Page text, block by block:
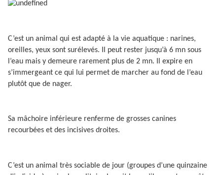
C’est un animal qui est adapté à la vie aquatique : narines,
oreilles, yeux sont surélevés. Il peut rester jusqu’à 6 mn sous
l’eau mais y demeure rarement plus de 2 mn. Il expire en
s’immergeant ce qui lui permet de marcher au fond de l’eau
plutôt que de nager.
Sa mâchoire inférieure renferme de grosses canines
recourbées et des incisives droites.
C’est un animal très sociable de jour (groupes d’une quinzaine